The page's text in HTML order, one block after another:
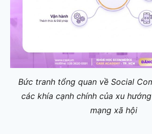
Bức tranh tổng quan về Social
các khía cạnh chính của xu
mạng xã hội